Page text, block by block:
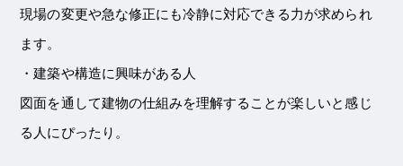
現場の変更や急な修正にも冷静に対応できる力が求められ
ます。
・建築や構造に興味がある人
図面を通して建物の仕組みを理解することが楽しいと感じ
る人にぴったり。